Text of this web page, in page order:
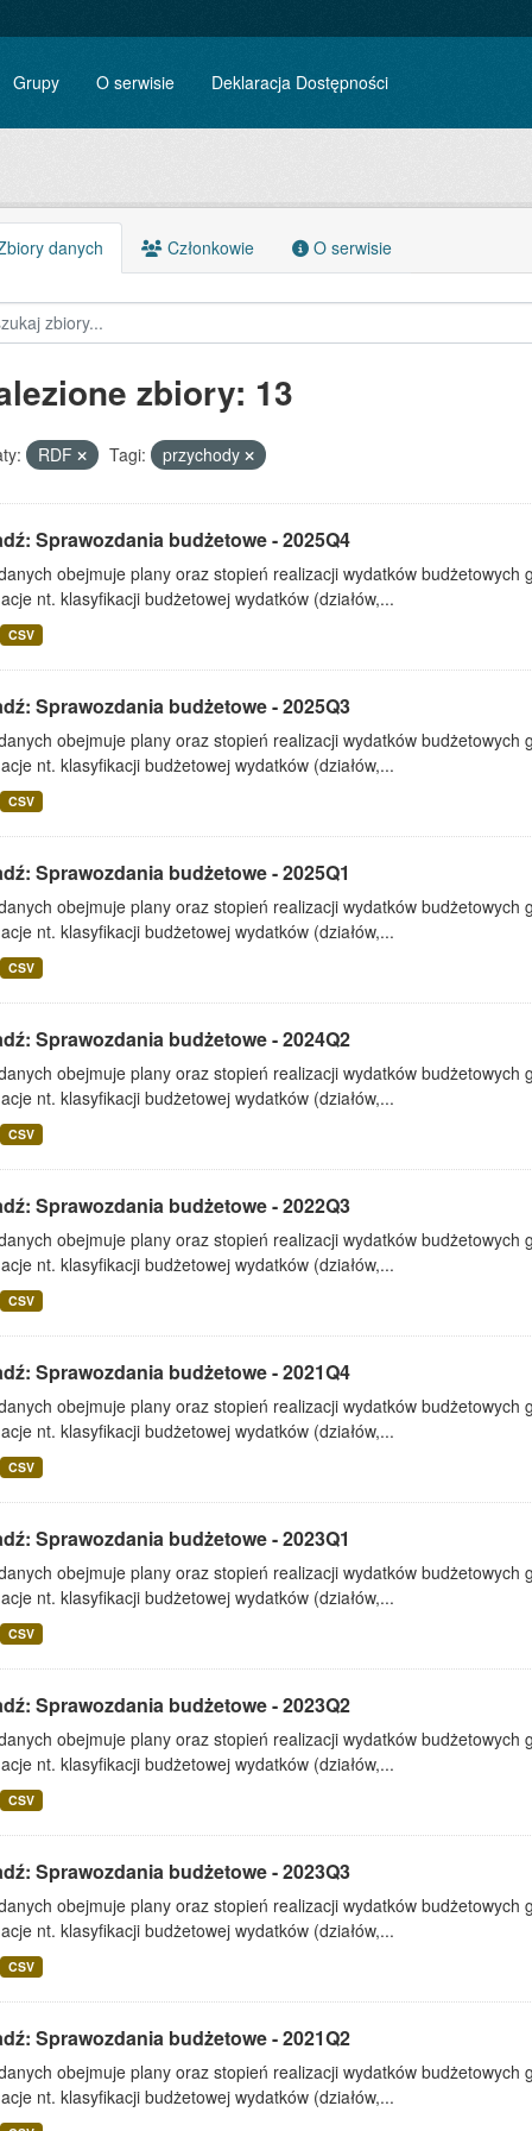
Grupy O serwisie Deklaracja Dostępności
danych Członkowie O serwisie
zbiory: 13
RDF Tagi: przychody
Sprawozdania budżetowe - 2025Q4
obejmuje plany oraz stopień realizacji wydatków budżetowych
nt. klasyfikacji budżetowej wydatków (działów,...
CSV
Sprawozdania budżetowe - 2025Q3
obejmuje plany oraz stopień realizacji wydatków budżetowych
nt. klasyfikacji budżetowej wydatków (działów,...
CSV
Sprawozdania budżetowe - 2025Q1
obejmuje plany oraz stopień realizacji wydatków budżetowych
nt. klasyfikacji budżetowej wydatków (działów,...
CSV
Sprawozdania budżetowe - 2024Q2
obejmuje plany oraz stopień realizacji wydatków budżetowych
nt. klasyfikacji budżetowej wydatków (działów,...
CSV
Sprawozdania budżetowe - 2022Q3
obejmuje plany oraz stopień realizacji wydatków budżetowych
nt. klasyfikacji budżetowej wydatków (działów,...
CSV
Sprawozdania budżetowe - 2021Q4
obejmuje plany oraz stopień realizacji wydatków budżetowych
nt. klasyfikacji budżetowej wydatków (działów,...
CSV
Sprawozdania budżetowe - 2023Q1
obejmuje plany oraz stopień realizacji wydatków budżetowych
nt. klasyfikacji budżetowej wydatków (działów,...
CSV
Sprawozdania budżetowe - 2023Q2
obejmuje plany oraz stopień realizacji wydatków budżetowych
nt. klasyfikacji budżetowej wydatków (działów,...
CSV
Sprawozdania budżetowe - 2023Q3
obejmuje plany oraz stopień realizacji wydatków budżetowych
nt. klasyfikacji budżetowej wydatków (działów,...
CSV
Sprawozdania budżetowe - 2021Q2
obejmuje plany oraz stopień realizacji wydatków budżetowych
nt. klasyfikacji budżetowej wydatków (działów,...